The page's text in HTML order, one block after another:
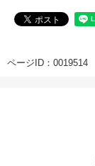
ページID：0019514